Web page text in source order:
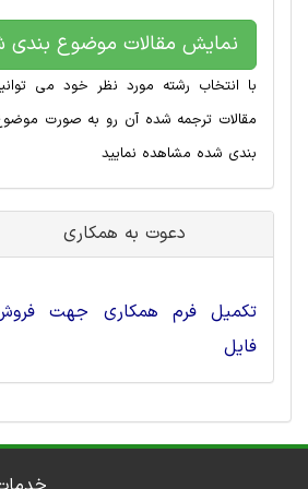
نمایش مقالات موضوع بندی
با انتخاب رشته مورد نظر خود می
مقالات ترجمه شده آن رو به صورت
بندی شده مشاهده نمایید
دعوت به همکاری
تکمیل فرم همکاری جهت
فایل